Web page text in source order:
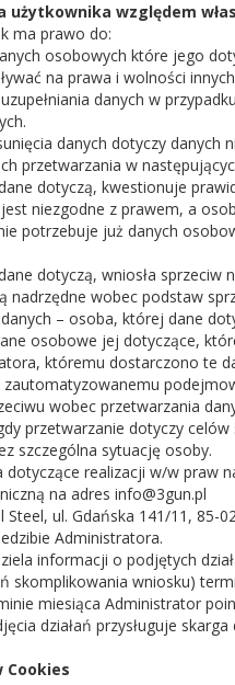
użytkownika względem
ma prawo do:
osobowych które jego
na prawa i wolności
danych w
danych dotyczy
przetwarzania w
dotyczą, kwestionuje
niezgodne z prawem, a
potrzebuje już danych
dotyczą, wniosła
nadrzędne wobec podstaw
– osoba, której dane
osobowe jej dotyczące,
któremu dostarczono te
wobec przetwarzania
przetwarzanie dotyczy
szczególna sytuację osoby.
dotyczące realizacji w/w praw
na adres info@3gun.pl
Steel, ul. Gdańska 141/11, 85-
Administratora.
informacji o podjętych
skomplikowania wniosku)
miesiąca Administrator
działań przysługuje
Cookies